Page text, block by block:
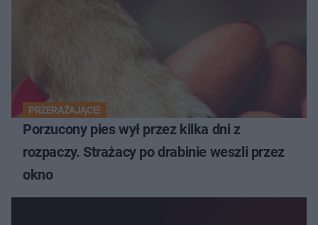
PRZERAŻAJĄCE!
Porzucony pies wył przez kilka dni z
rozpaczy. Strażacy po drabinie weszli przez
okno